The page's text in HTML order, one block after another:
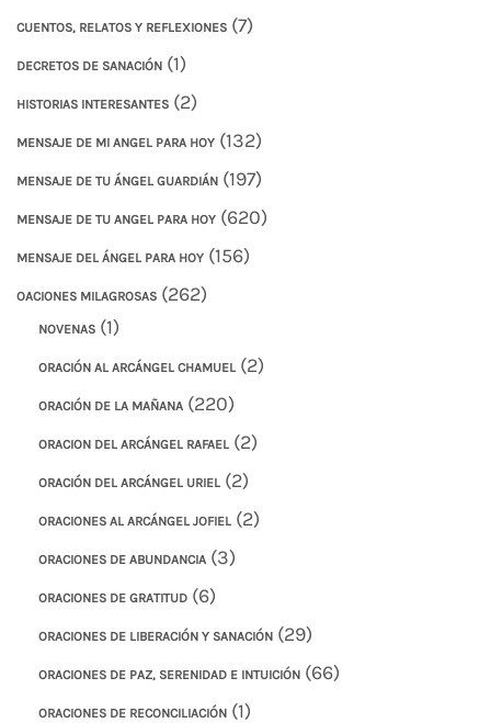
CUENTOS, RELATOS Y REFLEXIONES (7)
DECRETOS DE SANACIÓN (1)
HISTORIAS INTERESANTES (2)
MENSAJE DE MI ANGEL PARA HOY (132)
MENSAJE DE TU ÁNGEL GUARDIÁN (197)
MENSAJE DE TU ANGEL PARA HOY (620)
MENSAJE DEL ÁNGEL PARA HOY (156)
OACIONES MILAGROSAS (262)
NOVENAS (1)
ORACIÓN AL ARCÁNGEL CHAMUEL (2)
ORACIÓN DE LA MAÑANA (220)
ORACION DEL ARCÁNGEL RAFAEL (2)
ORACIÓN DEL ARCÁNGEL URIEL (2)
ORACIONES AL ARCÁNGEL JOFIEL (2)
ORACIONES DE ABUNDANCIA (3)
ORACIONES DE GRATITUD (6)
ORACIONES DE LIBERACIÓN Y SANACIÓN (29)
ORACIONES DE PAZ, SERENIDAD E INTUICIÓN (66)
ORACIONES DE RECONCILIACIÓN (1)